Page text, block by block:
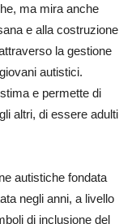
ma mira anche
e alla costruzione
la gestione
autistici.
e permette di
altri, di essere adulti
autistiche fondata
negli anni, a livello
di inclusione del